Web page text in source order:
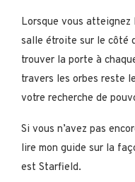
Lorsque vous atteignez
salle étroite sur le côté
trouver la porte à
travers les orbes reste
votre recherche de
Si vous n’avez pas
lire mon guide sur la
est Starfield.